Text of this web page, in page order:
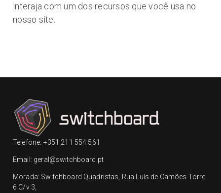
interaja com um dos recursos que você usa no
nosso site.
Telefone: +351 211 554 561
Email: geral@switchboard.pt
Morada: Switchboard Quadristas, Rua Luís de Camões Torre
6 C/v 3,